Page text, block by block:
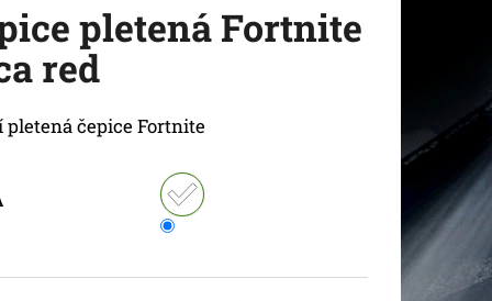
pletená Fortnite
red
čepice Fortnite